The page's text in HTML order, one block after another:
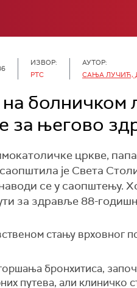
ИЗВОР:
РТС
АУТОР:
САЊА ЛУЧИЋ,
болничком
за његово
цркве,
је Света
се у саопштењу.
за здравље 88-
стању врховног
бронхитиса,
путева, али клиничко